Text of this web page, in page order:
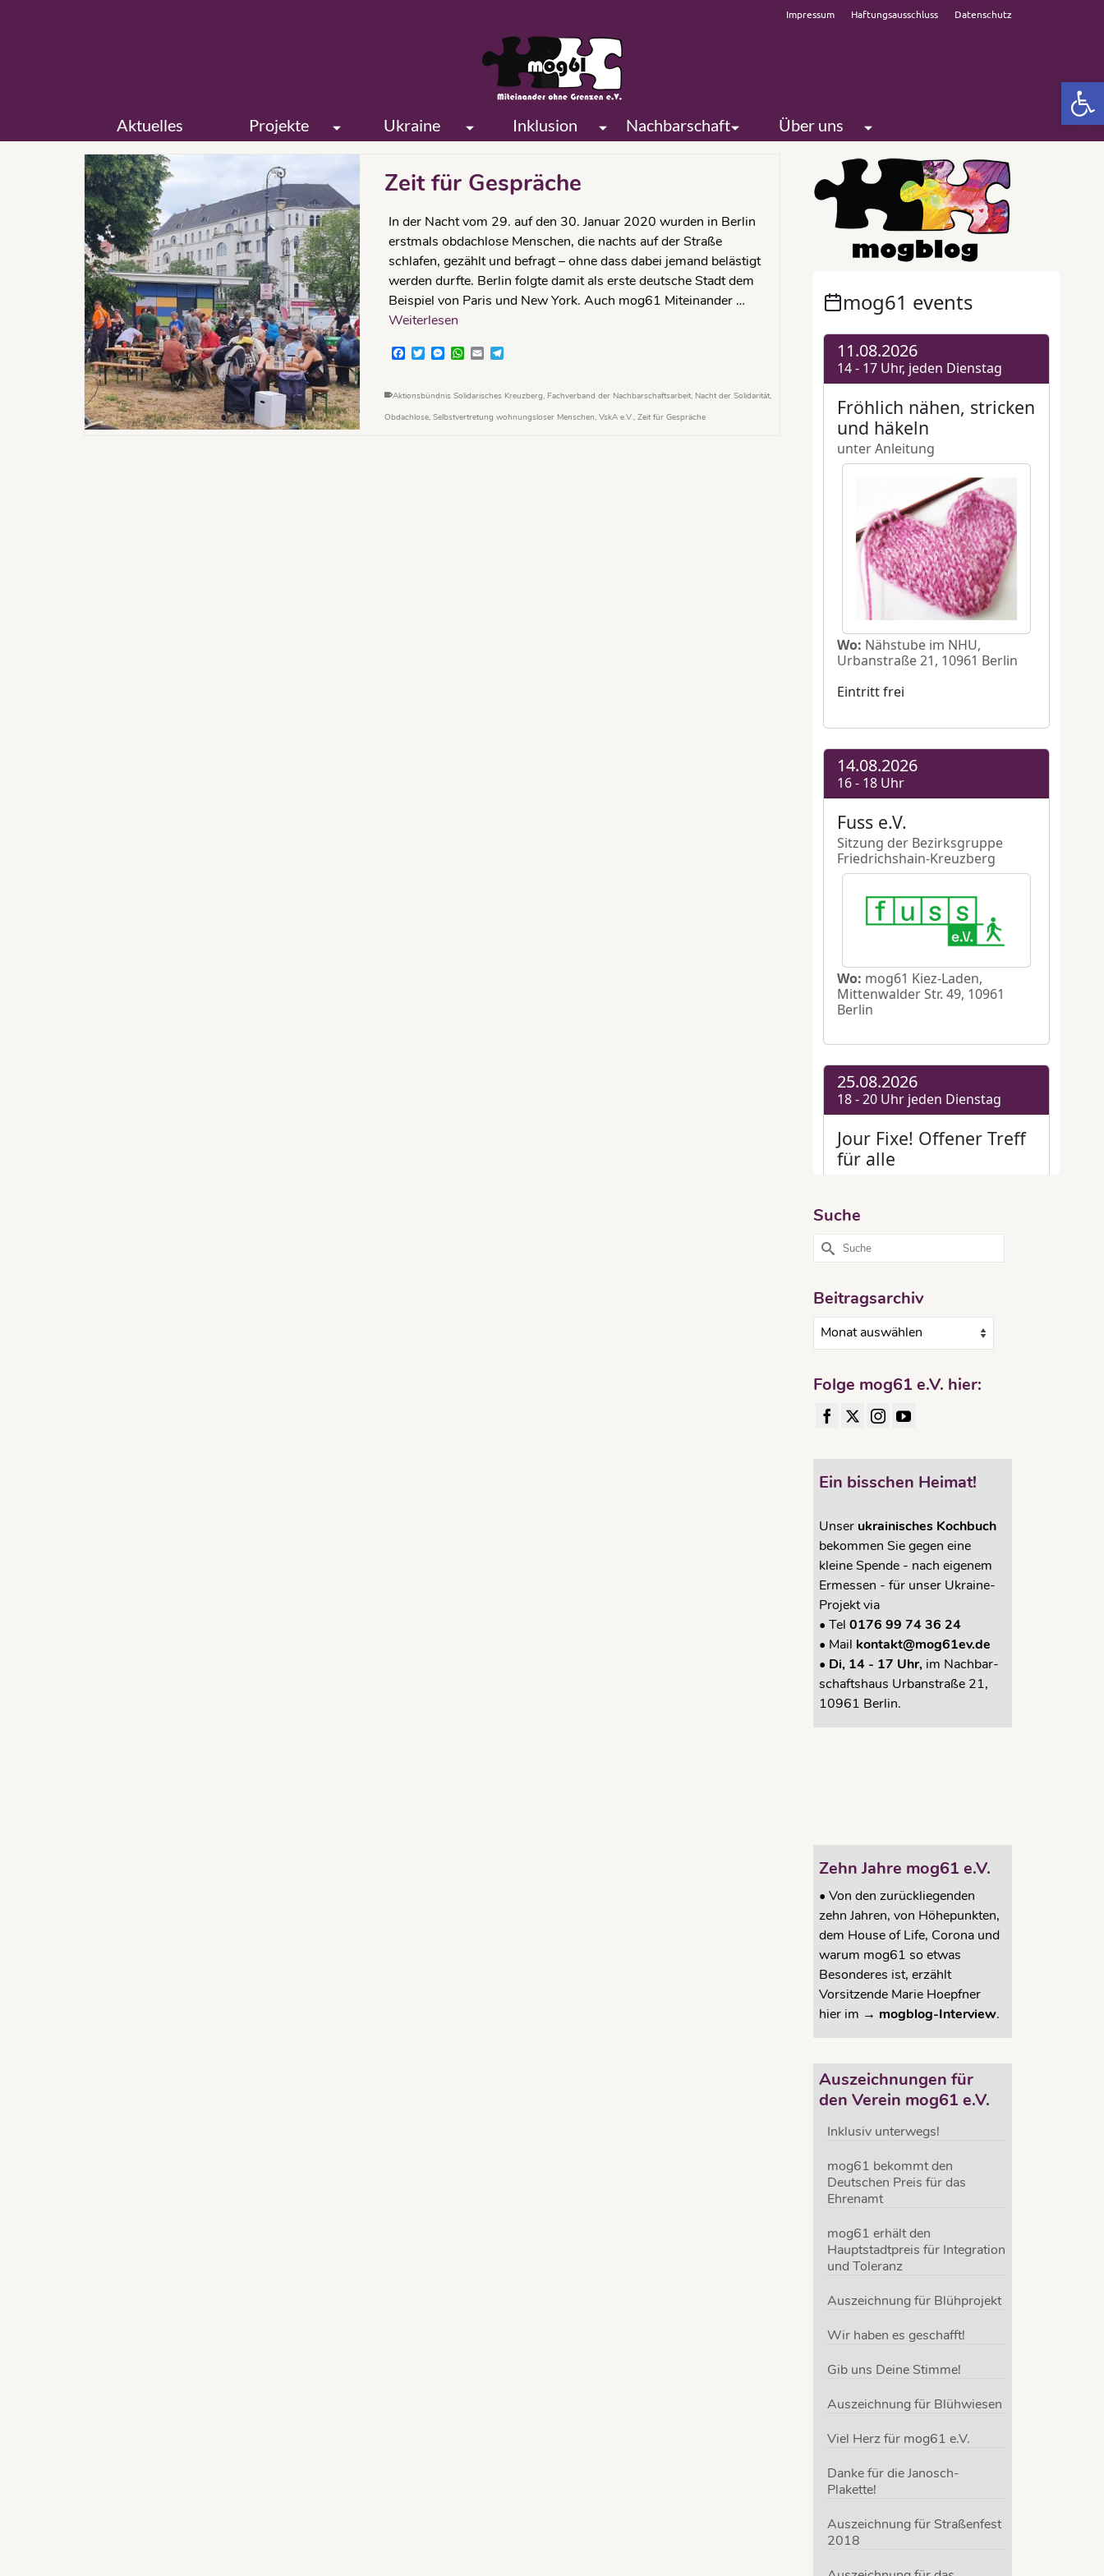
Impressum Haftungsausschluss Datenschutz
Aktuelles Projekte Ukraine Inklusion Nachbarschaft Über uns
Zeit für Gespräche
In der Nacht vom 29. auf den 30. Januar 2020 wurden in Berlin
erstmals obdachlose Menschen, die nachts auf der Straße
schlafen, gezählt und befragt – ohne dass dabei jemand belästigt
werden durfte. Berlin folgte damit als erste deutsche Stadt dem
Beispiel von Paris und New York. Auch mog61 Miteinander …
Weiterlesen
Facebook
TwitterMessenger
WhatsApp
EmailTelegram
Aktionsbündnis Solidarisches Kreuzberg, Fachverband der Nachbarschaftsarbeit, Nacht der Solidarität,
Obdachlose, Selbstvertretung wohnungsloser Menschen, VskA e.V., Zeit für Gespräche
Suche
Suche
nach:
Beitragsarchiv
Beitragsarchiv
Folge mog61 e.V. hier:
Ein bisschen Heimat!
Unser ukrainisches Kochbuch
bekommen Sie gegen eine
kleine Spende - nach eigenem
Ermessen - für unser Ukraine-
Projekt via
•Tel0176 99 74 36 24
• Mail kontakt@mog61ev.de
• Di, 14 - 17 Uhr, im Nachbar-
schaftshaus Urbanstraße 21,
10961 Berlin.
Zehn Jahre mog61 e.V.
• Von den zurückliegenden
zehn Jahren, von Höhepunkten,
dem House of Life, Corona und
warum mog61 so etwas
Besonderes ist, erzählt
Vorsitzende Marie Hoepfner
hier im → mogblog-Interview.
Auszeichnungen für
den Verein mog61 e.V.
Inklusiv unterwegs!
mog61 bekommt den
Deutschen Preis für das
Ehrenamt
mog61 erhält den
Hauptstadtpreis für Integration
und Toleranz
Auszeichnung für Blühprojekt
Wir haben es geschafft!
Gib uns Deine Stimme!
Auszeichnung für Blühwiesen
Viel Herz für mog61 e.V.
Danke für die Janosch-
Plakette!
Auszeichnung für Straßenfest
2018